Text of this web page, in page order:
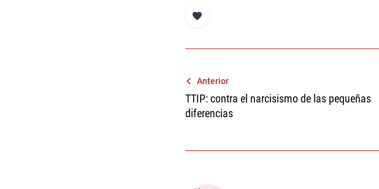
Navegación
de
Anterior
TTIP: contra el narcisismo de las pequeñas
diferencias